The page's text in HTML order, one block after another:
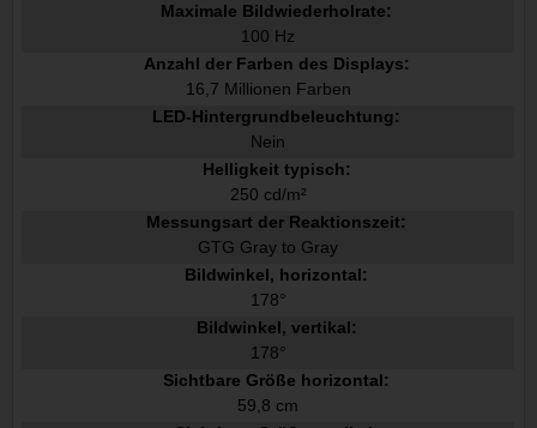
Maximale Bildwiederholrate:
100 Hz
Anzahl der Farben des Displays:
16,7 Millionen Farben
LED-Hintergrundbeleuchtung:
Nein
Helligkeit typisch:
250 cd/m²
Messungsart der Reaktionszeit:
GTG Gray to Gray
Bildwinkel, horizontal:
178°
Bildwinkel, vertikal:
178°
Sichtbare Größe horizontal:
59,8 cm